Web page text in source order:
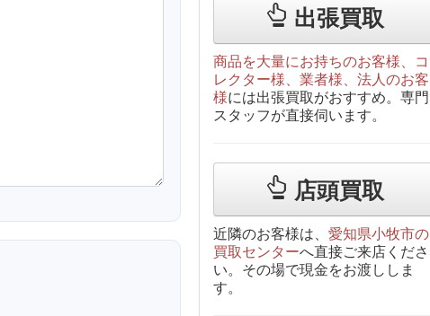
出張買取
商品を大量にお持ちのお客様、コ
レクター様、業者様、法人のお客
様には出張買取がおすすめ。専門
スタッフが直接伺います。
店頭買取
近隣のお客様は、 愛知県小牧市の
買取センターへ直接ご来店くださ
い。その場で現金をお渡ししま
す。